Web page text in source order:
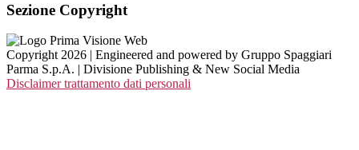
Sezione Copyright
Copyright 2026 | Engineered and powered by Gruppo Spaggiari
Parma S.p.A. | Divisione Publishing & New Social Media
Disclaimer trattamento dati personali